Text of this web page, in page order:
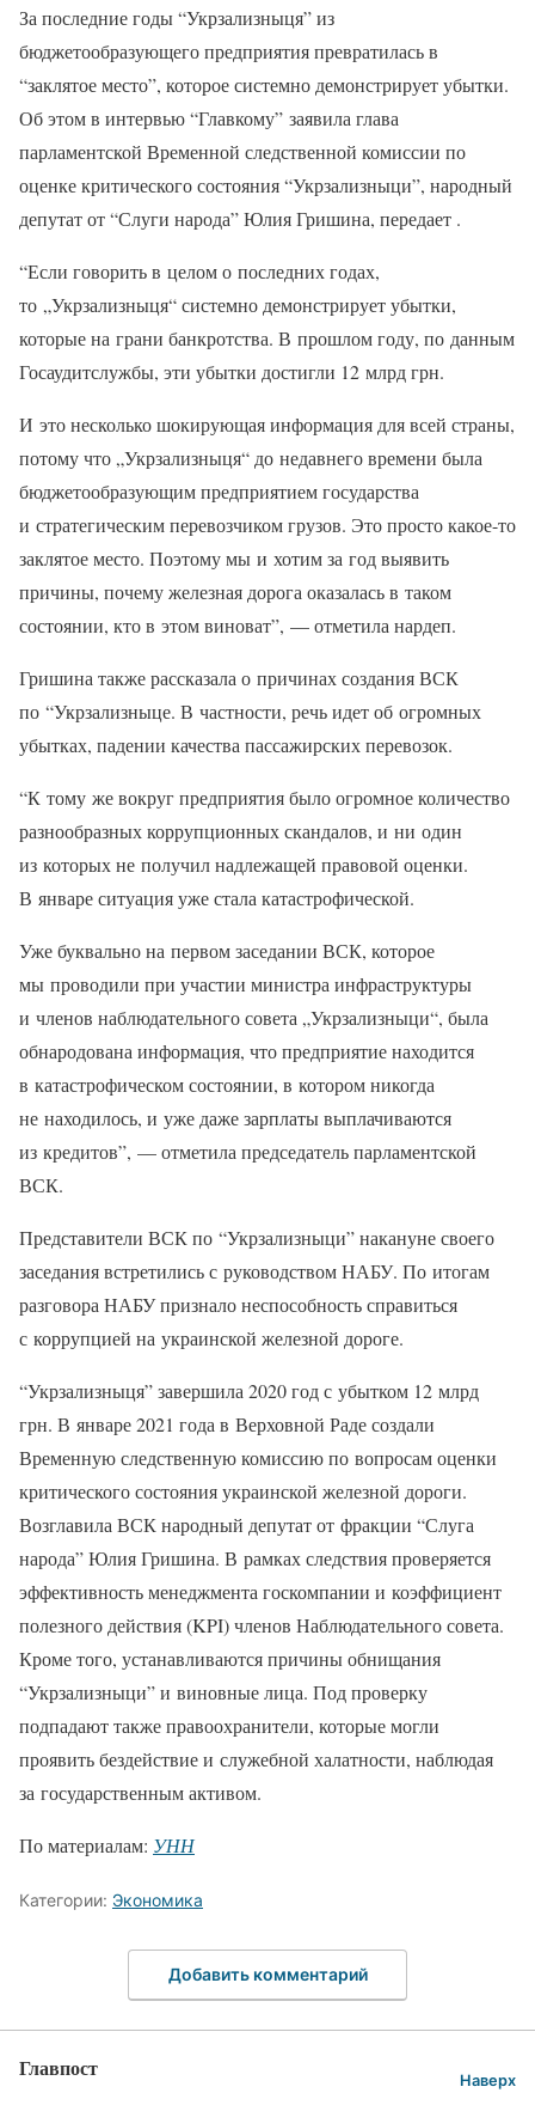
За последние годы “Укрзализныця” из
бюджетообразующего предприятия превратилась в
“заклятое место”, которое системно демонстрирует убытки.
Об этом в интервью “Главкому” заявила глава
парламентской Временной следственной комиссии по
оценке критического состояния “Укрзализныци”, народный
депутат от “Слуги народа” Юлия Гришина, передает .
“Если говорить в целом о последних годах,
то „Укрзализныця“ системно демонстрирует убытки,
которые на грани банкротства. В прошлом году, по данным
Госаудитслужбы, эти убытки достигли 12 млрд грн.
И это несколько шокирующая информация для всей страны,
потому что „Укрзализныця“ до недавнего времени была
бюджетообразующим предприятием государства
и стратегическим перевозчиком грузов. Это просто какое-то
заклятое место. Поэтому мы и хотим за год выявить
причины, почему железная дорога оказалась в таком
состоянии, кто в этом виноват”, — отметила нардеп.
Гришина также рассказала о причинах создания ВСК
по “Укрзализныце. В частности, речь идет об огромных
убытках, падении качества пассажирских перевозок.
“К тому же вокруг предприятия было огромное количество
разнообразных коррупционных скандалов, и ни один
из которых не получил надлежащей правовой оценки.
В январе ситуация уже стала катастрофической.
Уже буквально на первом заседании ВСК, которое
мы проводили при участии министра инфраструктуры
и членов наблюдательного совета „Укрзализныци“, была
обнародована информация, что предприятие находится
в катастрофическом состоянии, в котором никогда
не находилось, и уже даже зарплаты выплачиваются
из кредитов”, — отметила председатель парламентской
ВСК.
Представители ВСК по “Укрзализныци” накануне своего
заседания встретились с руководством НАБУ. По итогам
разговора НАБУ признало неспособность справиться
с коррупцией на украинской железной дороге.
“Укрзализныця” завершила 2020 год с убытком 12 млрд
грн. В январе 2021 года в Верховной Раде создали
Временную следственную комиссию по вопросам оценки
критического состояния украинской железной дороги.
Возглавила ВСК народный депутат от фракции “Слуга
народа” Юлия Гришина. В рамках следствия проверяется
эффективность менеджмента госкомпании и коэффициент
полезного действия (KPI) членов Наблюдательного совета.
Кроме того, устанавливаются причины обнищания
“Укрзализныци” и виновные лица. Под проверку
подпадают также правоохранители, которые могли
проявить бездействие и служебной халатности, наблюдая
за государственным активом.
По материалам: УНН
Категории: Экономика
Добавить комментарий
Главпост Наверх